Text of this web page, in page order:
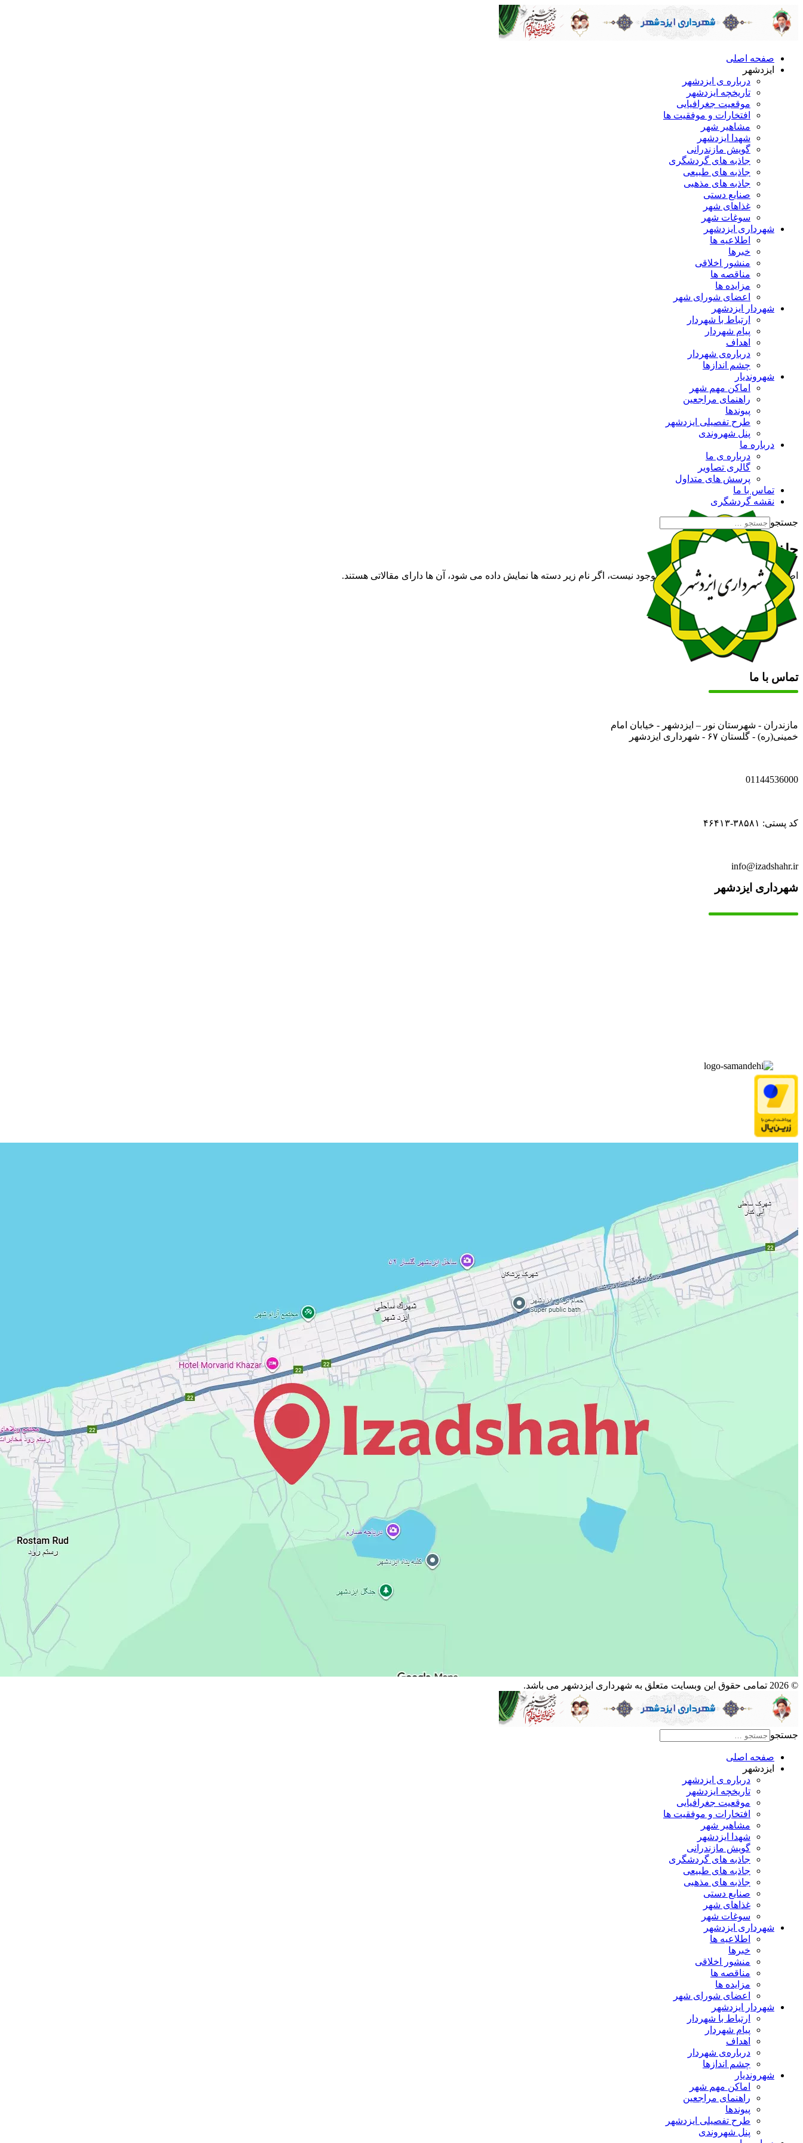
صفحه اصلی
ایزدشهر
درباره ی ایزدشهر
تاریخچه ایزدشهر
موقعیت جغرافیایی
افتخارات و موفقیت ها
مشاهیر شهر
شهدا ایزدشهر
گویش مازندرانی
جاذبه های گردشگری
جاذبه های طبیعی
جاذبه های مذهبی
صنایع دستی
غذاهای شهر
سوغات شهر
شهرداری ایزدشهر
اطلاعیه ها
خبرها
منشور اخلاقی
مناقصه ها
مزایده ها
اعضای شورای شهر
شهردار ایزدشهر
ارتباط با شهردار
پیام شهردار
اهداف
درباره‌ی شهردار
چشم اندازها
شهروندیار
اماکن مهم شهر
راهنمای مراجعین
پیوند‌ها
طرح تفصیلی ایزدشهر
پنل شهروندی
درباره ما
درباره ی ما
گالری تصاویر
پرسش های متداول
تماس با ما
نقشه گردشگری
جستجو
جاذبه‌های مذهبی
اطلاعات هیج مقاله ای در این دسته موجود نیست، اگر نام زیر دسته ها نمایش داده می شود، آن ها دارای مقالاتی هستند.
تماس با ما
مازندران - شهرستان نور – ایزدشهر - خیابان امام
خمینی(ره) - گلستان ۶۷ - شهرداری ایزدشهر
01144536000
کد پستی: ۳۸۵۸۱-۴۶۴۱۳
info@izadshahr.ir
شهرداری ایزدشهر
© 2026 تمامی حقوق این وبسایت متعلق به شهرداری ایزدشهر می باشد.
جستجو
صفحه اصلی
ایزدشهر
درباره ی ایزدشهر
تاریخچه ایزدشهر
موقعیت جغرافیایی
افتخارات و موفقیت ها
مشاهیر شهر
شهدا ایزدشهر
گویش مازندرانی
جاذبه های گردشگری
جاذبه های طبیعی
جاذبه های مذهبی
صنایع دستی
غذاهای شهر
سوغات شهر
شهرداری ایزدشهر
اطلاعیه ها
خبرها
منشور اخلاقی
مناقصه ها
مزایده ها
اعضای شورای شهر
شهردار ایزدشهر
ارتباط با شهردار
پیام شهردار
اهداف
درباره‌ی شهردار
چشم اندازها
شهروندیار
اماکن مهم شهر
راهنمای مراجعین
پیوند‌ها
طرح تفصیلی ایزدشهر
پنل شهروندی